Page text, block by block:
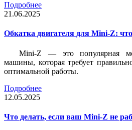
Подробнее
21.06.2025
Обкатка двигателя для Mini-Z:
Mini-Z — это популярная
машины, которая требует
оптимальной работы.
Подробнее
12.05.2025
Что делать, если ваш Mini-Z не